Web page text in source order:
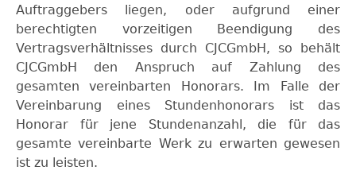
Auftraggebers liegen, oder aufgrund einer
berechtigten vorzeitigen Beendigung des
Vertragsverhältnisses durch CJCGmbH, so behält
CJCGmbH den Anspruch auf Zahlung des
gesamten vereinbarten Honorars. Im Falle der
Vereinbarung eines Stundenhonorars ist das
Honorar für jene Stundenanzahl, die für das
gesamte vereinbarte Werk zu erwarten gewesen
ist zu leisten.